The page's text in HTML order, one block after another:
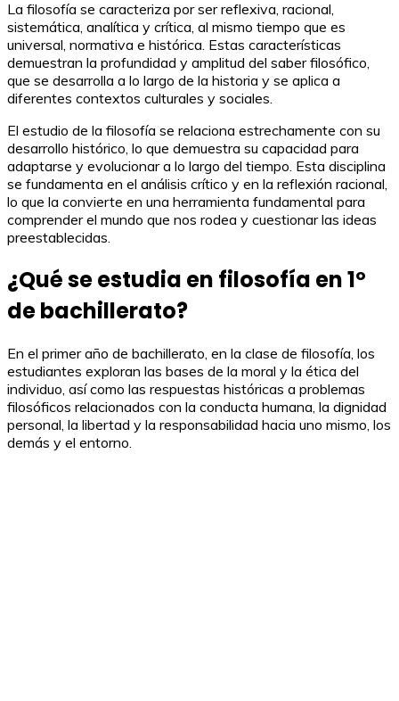
La filosofía se caracteriza por ser reflexiva, racional,
sistemática, analítica y crítica, al mismo tiempo que es
universal, normativa e histórica. Estas características
demuestran la profundidad y amplitud del saber filosófico,
que se desarrolla a lo largo de la historia y se aplica a
diferentes contextos culturales y sociales.
El estudio de la filosofía se relaciona estrechamente con su
desarrollo histórico, lo que demuestra su capacidad para
adaptarse y evolucionar a lo largo del tiempo. Esta disciplina
se fundamenta en el análisis crítico y en la reflexión racional,
lo que la convierte en una herramienta fundamental para
comprender el mundo que nos rodea y cuestionar las ideas
preestablecidas.
¿Qué se estudia en filosofía en 1º
de bachillerato?
En el primer año de bachillerato, en la clase de filosofía, los
estudiantes exploran las bases de la moral y la ética del
individuo, así como las respuestas históricas a problemas
filosóficos relacionados con la conducta humana, la dignidad
personal, la libertad y la responsabilidad hacia uno mismo, los
demás y el entorno.